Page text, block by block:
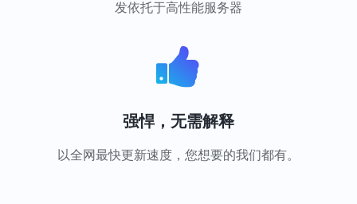
发依托于高性能服务器
强悍，无需解释
以全网最快更新速度，您想要的我们都有。